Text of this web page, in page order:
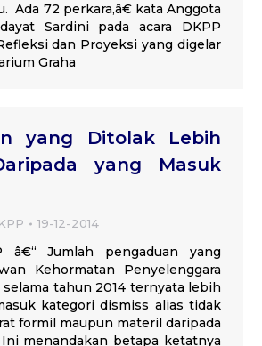
Ada 72 perkara,â€ kata Anggota
Sardini pada acara DKPP
dan Proyeksi yang digelar
Graha
yang Ditolak Lebih
yang Masuk
19-12-2014
â€“ Jumlah pengaduan yang
Kehormatan Penyelenggara
selama tahun 2014 ternyata lebih
kategori dismiss alias tidak
formil maupun materil daripada
menandakan betapa ketatnya